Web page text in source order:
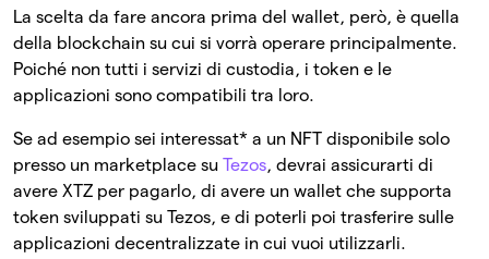
La scelta da fare ancora prima del wallet, però, è quella
della blockchain su cui si vorrà operare principalmente.
Poiché non tutti i servizi di custodia, i token e le
applicazioni sono compatibili tra loro.
Se ad esempio sei interessat* a un NFT disponibile solo
presso un marketplace su Tezos, devrai assicurarti di
avere XTZ per pagarlo, di avere un wallet che supporta
token sviluppati su Tezos, e di poterli poi trasferire sulle
applicazioni decentralizzate in cui vuoi utilizzarli.